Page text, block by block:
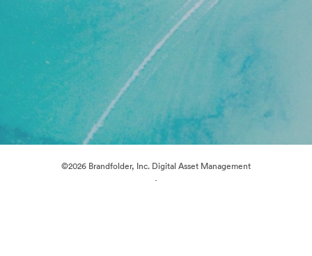
©2026 Brandfolder, Inc. Digital Asset Management
·